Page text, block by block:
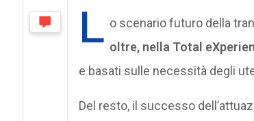
L o scenario futuro della
oltre, nella Total
e basati sulle necessità degli
Del resto, il successo